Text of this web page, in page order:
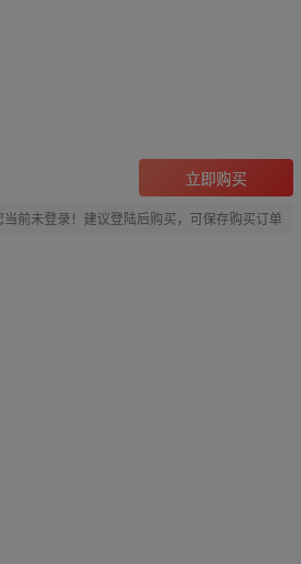
立即购买
当前未登录！建议登陆后购买，可保存购买订单